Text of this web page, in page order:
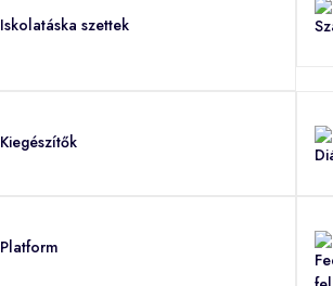
Iskolatáska szettek
Kiegészítők
Platform